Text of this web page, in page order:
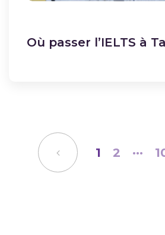
Où passer l’IELTS à
1 2 ···